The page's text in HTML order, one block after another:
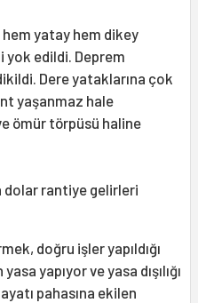
yatay hem dikey
yok edildi. Deprem
Dere yataklarına çok
yaşanmaz hale
ömür törpüsü haline
dolar rantiye gelirleri
doğru işler yapıldığı
yapıyor ve yasa dışılığı
pahasına ekilen